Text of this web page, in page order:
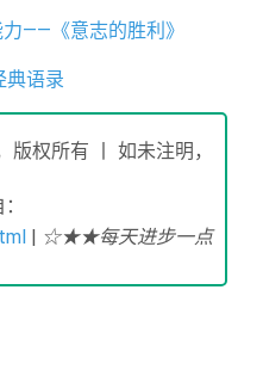
——《意志的胜利》
典语录
版权所有 丨 如未注明，
☆★★每天进步一点